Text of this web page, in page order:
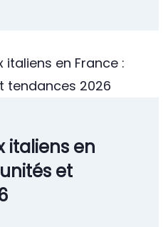
italiens en
et